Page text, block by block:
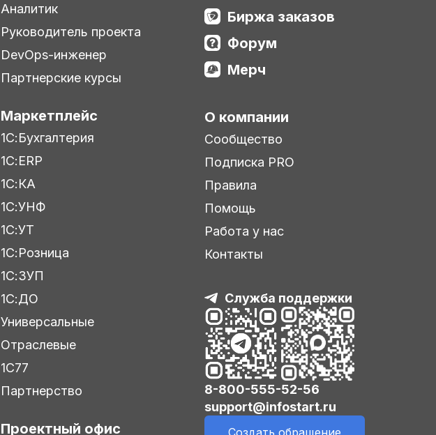
Аналитик
Руководитель проекта
DevOps-инженер
Партнерские курсы
Маркетплейс
1С:Бухгалтерия
1С:ERP
1С:КА
1С:УНФ
1С:УТ
1С:Розница
1С:ЗУП
1С:ДО
Универсальные
Отраслевые
1С77
Партнерство
Проектный офис
Биржа заказов
Форум
Мерч
О компании
Сообщество
Подписка PRO
Правила
Помощь
Работа у нас
Контакты
Служба поддержки
8-800-555-52-56
support@infostart.ru
Создать обращение